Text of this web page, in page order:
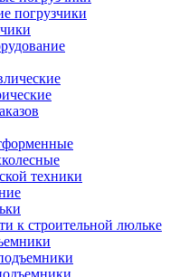
погрузчики
техники
к строительной люльке